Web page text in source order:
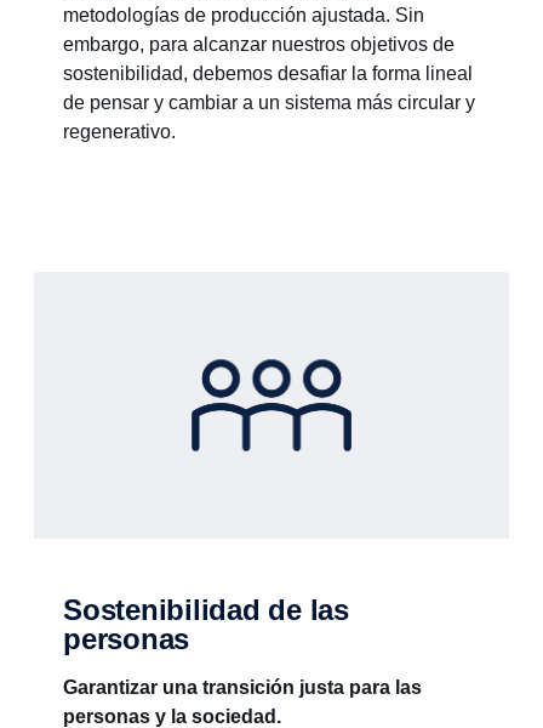
metodologías de producción ajustada. Sin
embargo, para alcanzar nuestros objetivos de
sostenibilidad, debemos desafiar la forma lineal
de pensar y cambiar a un sistema más circular y
regenerativo.
Sostenibilidad de las
personas
Garantizar una transición justa para las
personas y la sociedad.